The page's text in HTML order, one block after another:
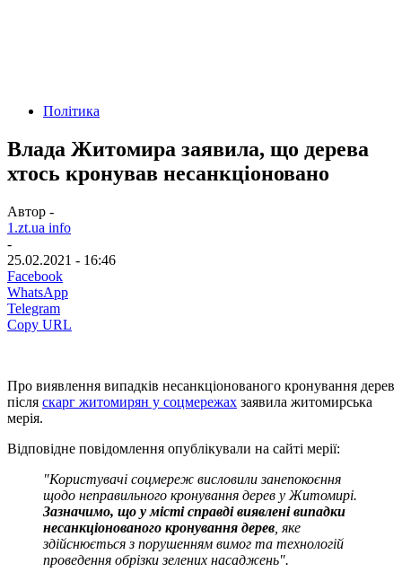
Політика
Влада Житомира заявила, що дерева
хтось кронував несанкціоновано
Автор -
1.zt.ua info
-
25.02.2021 - 16:46
Facebook
WhatsApp
Telegram
Copy URL
Про виявлення випадків несанкціонованого кронування дерев
після скарг житомирян у соцмережах заявила житомирська
мерія.
Відповідне повідомлення опублікували на сайті мерії:
"Користувачі соцмереж висловили занепокоєння
щодо неправильного кронування дерев у Житомирі.
Зазначимо, що у місті справді виявлені випадки
несанкціонованого кронування дерев , яке
здійснюється з порушенням вимог та технологій
проведення обрізки зелених насаджень".